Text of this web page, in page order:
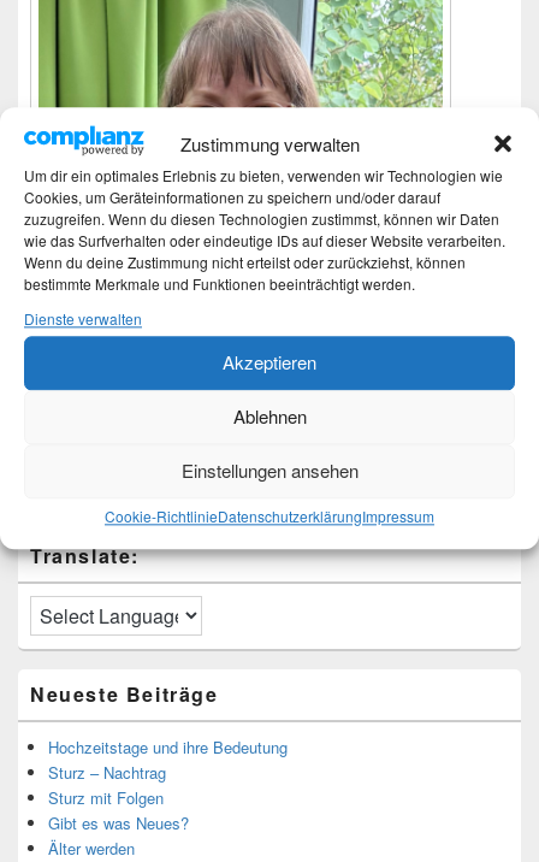
Zustimmung verwalten
Um dir ein optimales Erlebnis zu bieten, verwenden wir Technologien wie
Cookies, um Geräteinformationen zu speichern und/oder darauf
zuzugreifen. Wenn du diesen Technologien zustimmst, können wir Daten
wie das Surfverhalten oder eindeutige IDs auf dieser Website verarbeiten.
Wenn du deine Zustimmung nicht erteilst oder zurückziehst, können
bestimmte Merkmale und Funktionen beeinträchtigt werden.
Dienste verwalten
Akzeptieren
Ablehnen
Einstellungen ansehen
Cookie-RichtlinieDatenschutzerklärungImpressum
Mehr Infos unter About me.
Translate:
Neueste Beiträge
Hochzeitstage und ihre Bedeutung
Sturz – Nachtrag
Sturz mit Folgen
Gibt es was Neues?
Älter werden